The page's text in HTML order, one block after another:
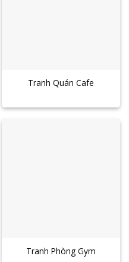
Tranh Quán Cafe
Tranh Phòng Gym